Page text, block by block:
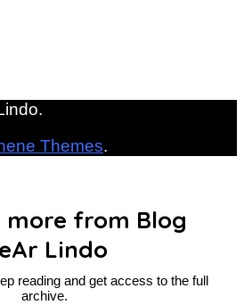
Themes.
more from Blog
Lindo
reading and get access to the full
archive.